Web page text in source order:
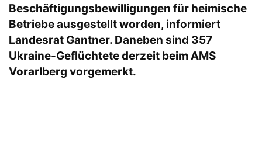
Beschäftigungsbewilligungen für heimische
Betriebe ausgestellt worden, informiert
Landesrat Gantner. Daneben sind 357
Ukraine-Geflüchtete derzeit beim AMS
Vorarlberg vorgemerkt.